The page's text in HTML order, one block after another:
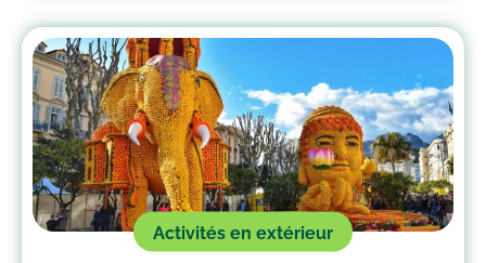
ADEME). On vous souhaite un bon appétit !
Activités en extérieur